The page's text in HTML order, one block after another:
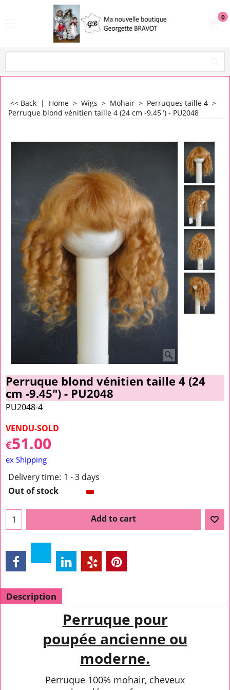
0
<< Back | Home > Wigs > Mohair > Perruques taille 4 >
Perruque blond vénitien taille 4 (24 cm -9.45") - PU2048
Perruque blond vénitien taille 4 (24
cm -9.45") - PU2048
PU2048-4
VENDU-SOLD
€51.00
ex Shipping
Delivery time: 1 - 3 days
Out of stock
Add to cart
Description
Perruque pour
poupée ancienne ou
moderne.
Perruque 100% mohair, cheveux